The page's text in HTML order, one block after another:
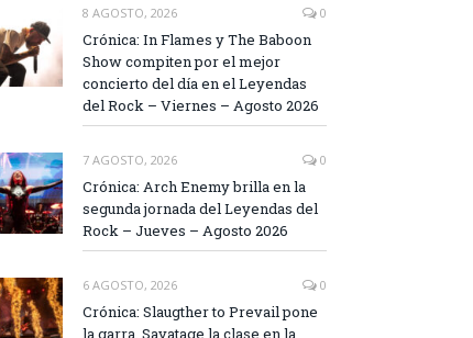
8 AGOSTO, 2026 0
Crónica: In Flames y The Baboon
Show compiten por el mejor
concierto del día en el Leyendas
del Rock – Viernes – Agosto 2026
7 AGOSTO, 2026 0
Crónica: Arch Enemy brilla en la
segunda jornada del Leyendas del
Rock – Jueves – Agosto 2026
6 AGOSTO, 2026 0
Crónica: Slaugther to Prevail pone
la garra, Savatage la clase en la